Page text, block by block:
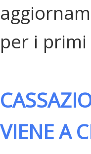
per i primi
VIENE A